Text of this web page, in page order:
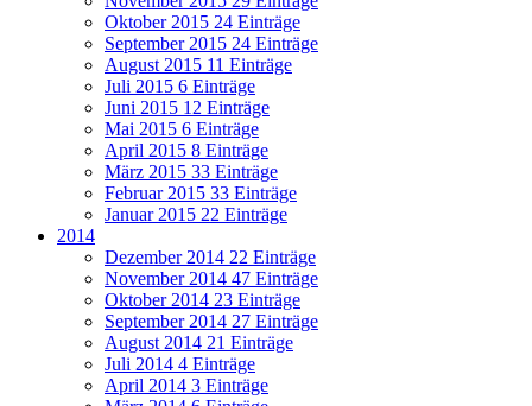
Oktober 2015 24 Einträge
September 2015 24 Einträge
August 2015 11 Einträge
Juli 2015 6 Einträge
Juni 2015 12 Einträge
Mai 2015 6 Einträge
April 2015 8 Einträge
März 2015 33 Einträge
Februar 2015 33 Einträge
Januar 2015 22 Einträge
2014
Dezember 2014 22 Einträge
November 2014 47 Einträge
Oktober 2014 23 Einträge
September 2014 27 Einträge
August 2014 21 Einträge
Juli 2014 4 Einträge
April 2014 3 Einträge